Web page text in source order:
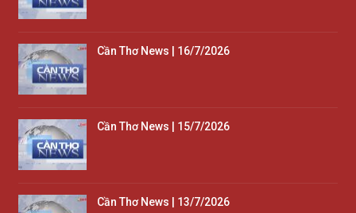
Cần Thơ News | 16/7/2026
Cần Thơ News | 15/7/2026
Cần Thơ News | 13/7/2026